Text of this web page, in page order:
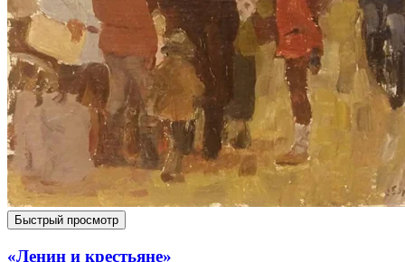
Быстрый просмотр
«Ленин и крестьяне»